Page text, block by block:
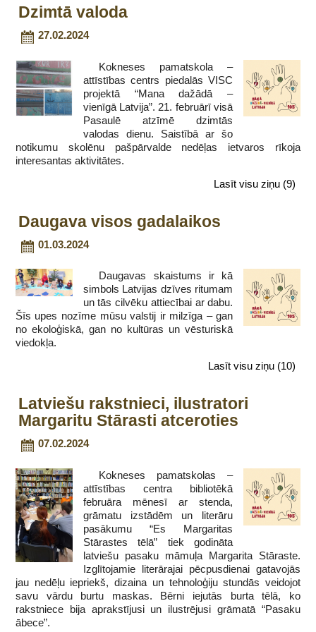
Dzimtā valoda
27.02.2024
Kokneses pamatskola –
attīstības centrs piedalās VISC
projektā “Mana dažādā –
vienīgā Latvija”. 21. februārī visā
Pasaulē atzīmē dzimtās
valodas dienu. Saistībā ar šo
notikumu skolēnu pašpārvalde nedēļas ietvaros rīkoja
interesantas aktivitātes.
Lasīt visu ziņu (9)
Daugava visos gadalaikos
01.03.2024
Daugavas skaistums ir kā
simbols Latvijas dzīves ritumam
un tās cilvēku attiecībai ar dabu.
Šīs upes nozīme mūsu valstij ir milzīga – gan
no ekoloģiskā, gan no kultūras un vēsturiskā
viedokļa.
Lasīt visu ziņu (10)
Latviešu rakstnieci, ilustratori
Margaritu Stārasti atceroties
07.02.2024
Kokneses pamatskolas –
attīstības centra bibliotēkā
februāra mēnesī ar stenda,
grāmatu izstādēm un literāru
pasākumu “Es Margaritas
Stārastes tēlā” tiek godināta
latviešu pasaku māmuļa Margarita Stāraste.
Izglītojamie literārajai pēcpusdienai gatavojās
jau nedēļu iepriekš, dizaina un tehnoloģiju stundās veidojot
savu vārdu burtu maskas. Bērni iejutās burta tēlā, ko
rakstniece bija aprakstījusi un ilustrējusi grāmatā “Pasaku
ābece”.